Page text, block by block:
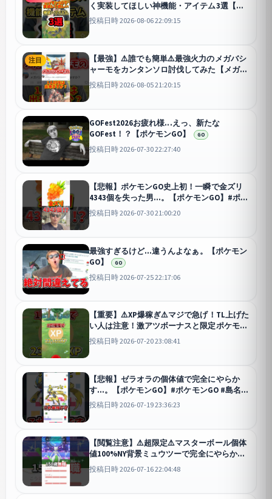
く実装してほしい神機能・アイテム3選【ポ
ケモンGO】#ポケモンGO #島名なまし #キ
ラ交換
投稿日時 2026-08-06 22:09:15
注目
【最強】⚠️誰でも簡単⚠️最強火力のメガバシ
ャーモをカンタンソロ討伐してみた【メガミ
ュウツーorメガレックウザ】【ポケモン
GO】#ポケモンGO #島名なまし #メガバシ
投稿日時 2026-08-05 21:20:15
GOFest2026お疲れ様...えっ、新たな
GOFest！？【ポケモンGO】
GO
投稿日時 2026-07-30 22:27:40
【悲報】ポケモンGO史上初！一瞬で金ズリ
4343個を失った男...。【ポケモンGO】#ポケ
モンGO #島名なまし #きんのズリのみ
投稿日時 2026-07-30 21:00:20
最強すぎるけど...違うんよなぁ。【ポケモン
GO】
GO
投稿日時 2026-07-25 22:17:06
【重要】⚠️XP爆稼ぎ⚠️マジで急げ！TL上げた
い人は注意！激アツボーナスと限定ポケモン
がマジで最高！ウルトラアンロック10周年版
が開催【ポケモンGO】#ポケモンGO #島名な
投稿日時 2026-07-20 23:08:41
【悲報】ゼラオラの個体値で完全にやらか
す...。【ポケモンGO】#ポケモンGO #島名な
まし #ゼラオラ
GO
投稿日時 2026-07-19 23:36:23
【閲覧注意】⚠️超限定⚠️マスターボール個体
値100%NY背景ミュウツーで完全にやらか
す...【ポケモンGO】#ポケモンGO #島名なま
し #個体値100%
投稿日時 2026-07-16 22:04:48